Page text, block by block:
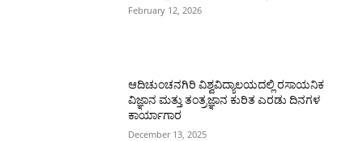
February 12, 2026
ಆದಿಚುಂಚನಗಿರಿ ವಿಶ್ವವಿದ್ಯಾಲಯದಲ್ಲಿ ರಸಾಯನಿಕ
ವಿಜ್ಞಾನ ಮತ್ತು ತಂತ್ರಜ್ಞಾನ ಕುರಿತ ಎರಡು ದಿನಗಳ
ಕಾರ್ಯಾಗಾರ
December 13, 2025